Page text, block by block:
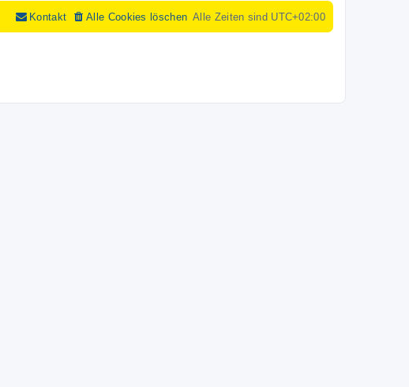
Alle Zeiten sind UTC+02:00
Alle Cookies löschen
Kontakt